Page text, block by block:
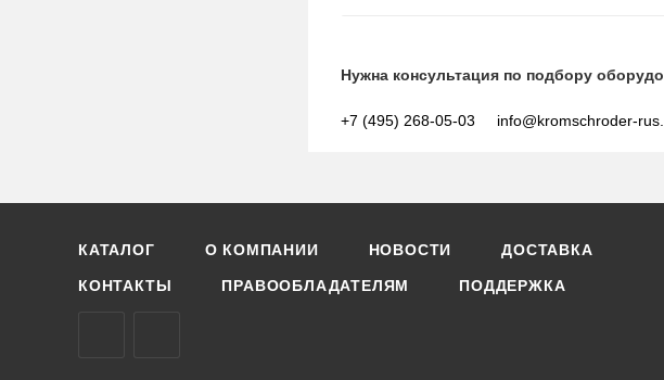
Нужна консультация по подбору
+7 (495) 268-05-03 info@kromschroder-
КАТАЛОГ О КОМПАНИИ НОВОСТИ ДОСТАВКА
КОНТАКТЫ ПРАВООБЛАДАТЕЛЯМ ПОДДЕРЖКА